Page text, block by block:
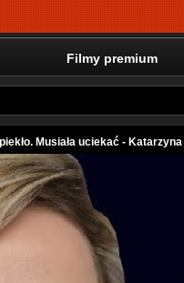
Filmy premium
Musiała uciekać -